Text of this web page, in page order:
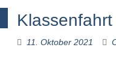
11. Oktober 2021